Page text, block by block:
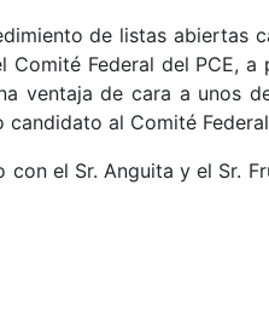
de listas abiertas
Federal del PCE,
ventaja de cara a unos
al Comité
el Sr. Anguita y el Sr.